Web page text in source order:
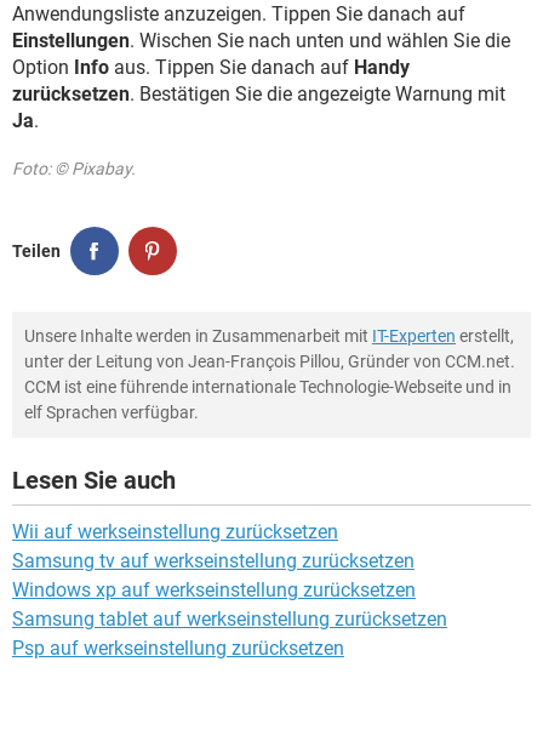
Anwendungsliste anzuzeigen. Tippen Sie danach auf
Einstellungen. Wischen Sie nach unten und wählen Sie die
Option Info aus. Tippen Sie danach auf Handy
zurücksetzen. Bestätigen Sie die angezeigte Warnung mit
Ja.
Foto: © Pixabay.
Teilen
Unsere Inhalte werden in Zusammenarbeit mit IT-Experten erstellt,
unter der Leitung von Jean-François Pillou, Gründer von CCM.net.
CCM ist eine führende internationale Technologie-Webseite und in
elf Sprachen verfügbar.
Lesen Sie auch
Wii auf werkseinstellung zurücksetzen
Samsung tv auf werkseinstellung zurücksetzen
Windows xp auf werkseinstellung zurücksetzen
Samsung tablet auf werkseinstellung zurücksetzen
Psp auf werkseinstellung zurücksetzen